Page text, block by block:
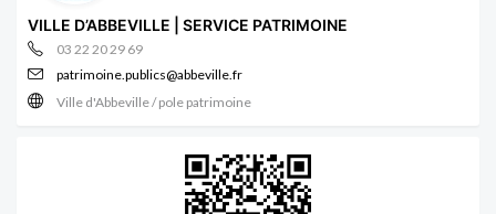
VILLE D’ABBEVILLE | SERVICE PATRIMOINE
03 22 20 29 69
patrimoine.publics@abbeville.fr
Ville d'Abbeville / pole patrimoine